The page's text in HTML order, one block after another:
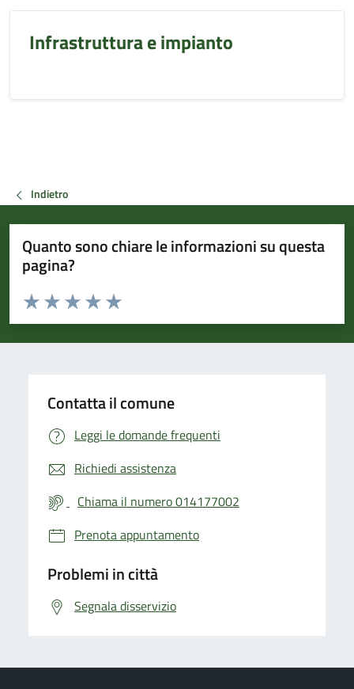
Infrastruttura e impianto
Indietro
Quanto sono chiare le informazioni su questa
pagina?
Valuta da 1 a 5 stelle la pagina
Valuta 5 stelle su 5
Valuta 4 stelle su 5
Valuta 3 stelle su 5
Valuta 2 stelle su 5
Valuta 1 stelle su 5
Contatta il comune
Leggi le domande frequenti
Richiedi assistenza
Chiama il numero 014177002
Prenota appuntamento
Problemi in città
Segnala disservizio